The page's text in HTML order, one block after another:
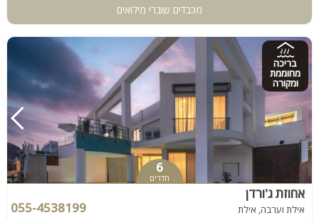
מכבדים שוברי מילואים
בריכה
מחוממת
ומקורה
6
חדרים
אחוזת ג'ורדן
אילת וערבה, אילת 055-4538199